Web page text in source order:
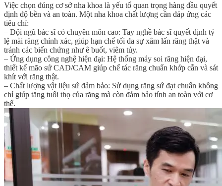
Việc chọn đúng cơ sở nha khoa là yếu tố quan trọng hàng đầu quyết
định độ bền và an toàn. Một nha khoa chất lượng cần đáp ứng các
tiêu chí:
– Đội ngũ bác sĩ có chuyên môn cao: Tay nghề bác sĩ quyết định tỷ
lệ mài răng chính xác, giúp hạn chế tối đa sự xâm lấn răng thật và
tránh các biến chứng như ê buốt, viêm tủy.
– Ứng dụng công nghệ hiện đại: Hệ thống máy soi răng hiện đại,
thiết kế mão sứ CAD/CAM giúp chế tác răng chuẩn khớp cắn và sát
khít với răng thật.
– Chất lượng vật liệu sứ đảm bảo: Sử dụng răng sứ đạt chuẩn không
chỉ giúp tăng tuổi thọ của răng mà còn đảm bảo tính an toàn với cơ
thể.